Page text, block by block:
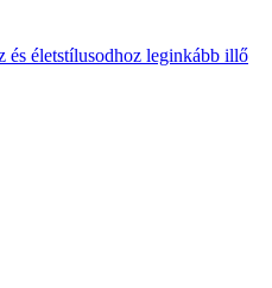
és életstílusodhoz leginkább illő